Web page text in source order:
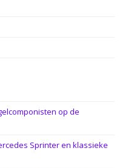
op de
Sprinter en klassieke